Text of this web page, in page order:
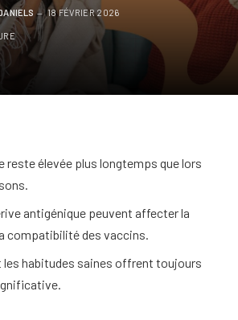
18 FÉVRIER 2026
reste élevée plus longtemps que lors
antigénique peuvent affecter la
compatibilité des vaccins.
habitudes saines offrent toujours